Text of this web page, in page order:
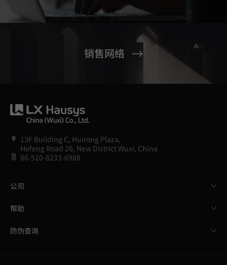
销售网络
13F Building C, Huirong Plaza,
Hefeng Road 26, New District Wuxi, China
86-510-8233-6988
公司
帮助
防伪查询